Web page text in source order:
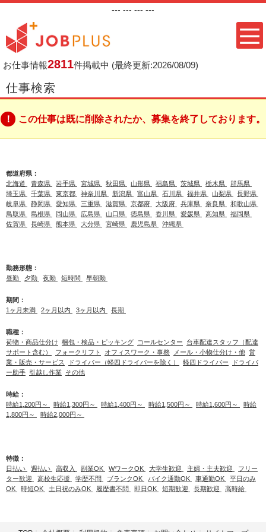
--- --- --- ---
お仕事情報2811件掲載中 (最終更新:2026/08/09)
仕事検索
この仕事は既に削除されたか、募集を終了しております。
都道府県：
北海道
青森県 岩手県 宮城県 秋田県 山形県 福島県 茨城県 栃木県
群馬県
埼玉県
千葉県 東京都 神奈川県 新潟県 富山県 石川県 福井県 山梨県
長野県
岐阜県
静岡県 愛知県 三重県 滋賀県 京都府 大阪府 兵庫県 奈良県
和歌山県
鳥取県
島根県 岡山県 広島県 山口県 徳島県 香川県 愛媛県 高知県
福岡県
佐賀県
長崎県 熊本県 大分県 宮崎県 鹿児島県 沖縄県
勤務形態：
昼勤
夕勤 夜勤 短時間 早朝勤
期間：
1ヶ月未満
2ヶ月以内 3ヶ月以内 長期
職種：
荷物・商品仕分け 梱包・検品・ピッキング コールセンター
台車配達スタッフ（配達
サポート含む）
フォークリフト オフィスワーク・事務 メール・小物仕分け・他 営
業・販売・サービス
ドライバー（軽四ドライバーを除く） 軽四ドライバー
ドライバ
ー助手 引越し作業 その他
時給：
時給1,200円～
時給1,300円～ 時給1,400円～ 時給1,500円～ 時給1,600円～
時給
1,800円～
時給2,000円～
特徴：
日払い
週払い 高収入 副業OK WワークOK 大学生歓迎 主婦・主夫歓迎
フリー
ター歓迎
高校生応援 学歴不問 ブランクOK バイク通勤OK 車通勤OK
平日のみ
OK
時短OK 土日祝のみOK 履歴書不問 即日OK 短期歓迎 長期歓迎 高時給